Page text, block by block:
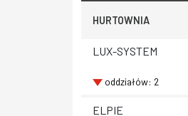
HURTOWNIA
LUX-SYSTEM
oddziałów: 2
ELPIE